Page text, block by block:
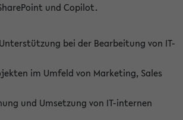
und Copilot.
bei der Bearbeitung von IT-
im Umfeld von Marketing, Sales
und Umsetzung von IT-internen